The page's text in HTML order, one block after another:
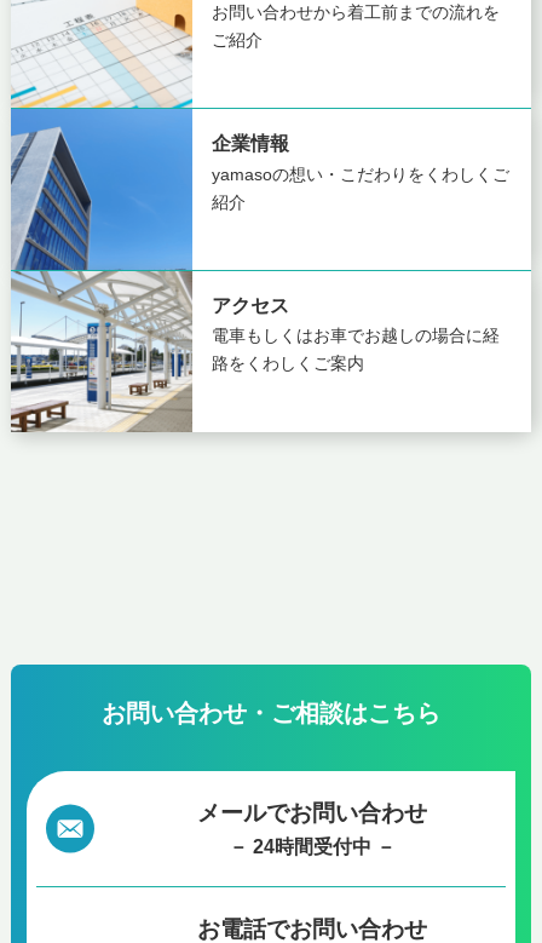
お問い合わせから着工前までの流れを
ご紹介
企業情報
yamasoの想い・こだわりを くわしくご
紹介
アクセス
電車もしくはお車でお越しの場合に経
路をくわしくご案内
お問い合わせ・ご相談はこちら
メールでお問い合わせ
－ 24時間受付中 －
お電話でお問い合わせ